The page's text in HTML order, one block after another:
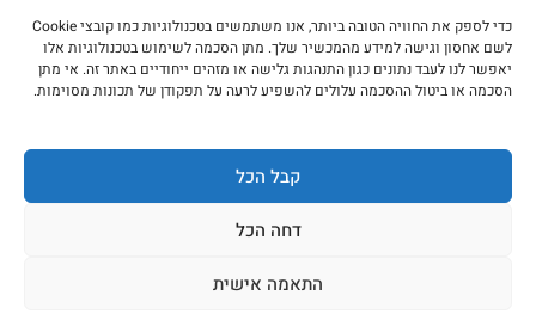
כדי לספק את החוויה הטובה ביותר, אנו משתמשים בטכנולוגיות כמו קובצי Cookie
לשם אחסון וגישה למידע מהמכשיר שלך. מתן הסכמה לשימוש בטכנולוגיות אלו
יאפשר לנו לעבד נתונים כגון התנהגות גלישה או מזהים ייחודיים באתר זה. אי מתן
הסכמה או ביטול ההסכמה עלולים להשפיע לרעה על תפקודן של תכונות מסוימות.
קבל הכל
דחה הכל
התאמה אישית
אווז
בשר בקר משובח
בשר בקר עגלה משובח
בשר למעשנת
הודו
חלקים אחוריים
מיוחדי מסורת1
נתחי פנים
עוף
על האש